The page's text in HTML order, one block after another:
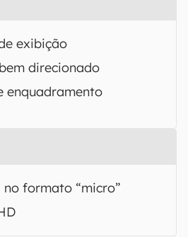
exibição
direcionado
enquadramento
formato “micro”